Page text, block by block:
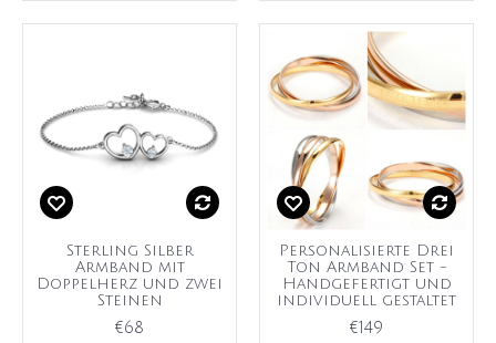
Sterling Silber
Armband mit
Doppelherz und zwei
Steinen
€68
Personalisierte Drei
Ton Armband Set -
Handgefertigt und
individuell gestaltet
€149